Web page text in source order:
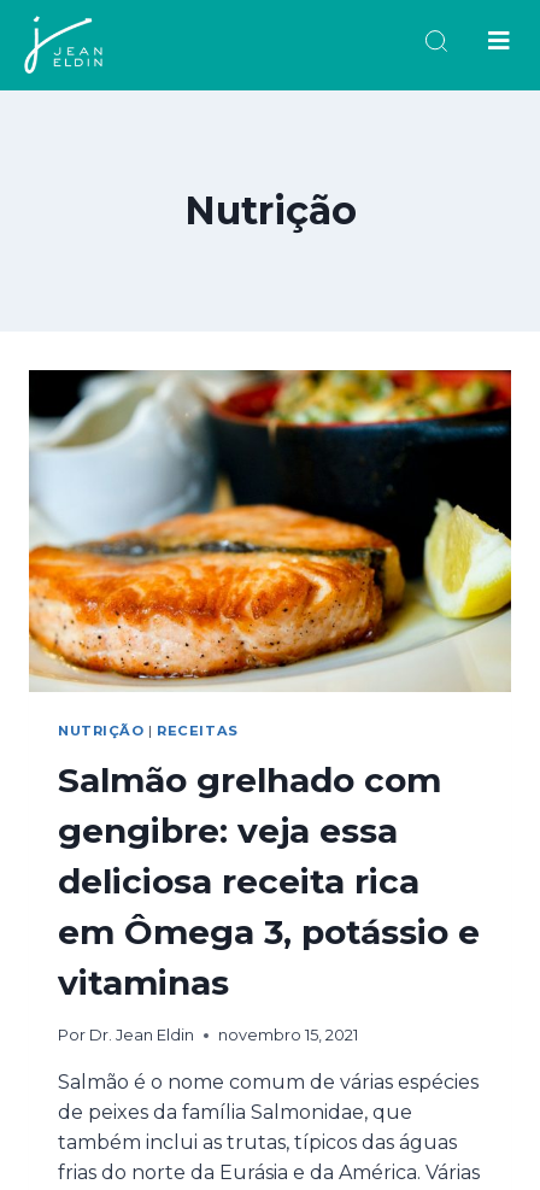
Nutrição
NUTRIÇÃO | RECEITAS
Salmão grelhado com
gengibre: veja essa
deliciosa receita rica
em Ômega 3, potássio e
vitaminas
Por Dr. Jean Eldin novembro 15, 2021
Salmão é o nome comum de várias espécies
de peixes da família Salmonidae, que
também inclui as trutas, típicos das águas
frias do norte da Eurásia e da América. Várias